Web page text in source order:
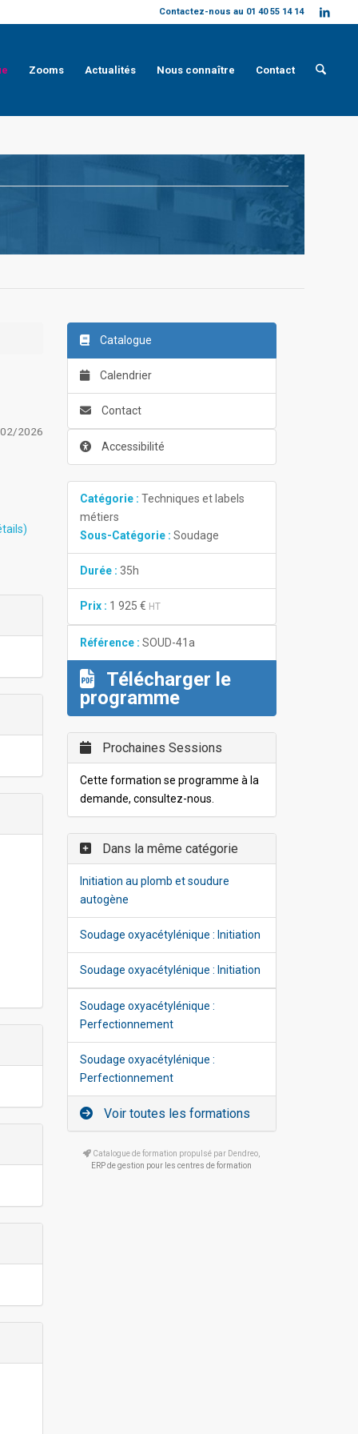
Contactez-nous au 01 40 55 14 14
Zooms Actualités Nous connaître Contact
2026
Catalogue
Calendrier
Contact
Accessibilité
Catégorie : Techniques et labels
métiers
Sous-Catégorie : Soudage
Durée : 35h
Prix : 1 925 € HT
Référence : SOUD-41a
Télécharger le
programme
Prochaines Sessions
Cette formation se programme à la
demande, consultez-nous.
Dans la même catégorie
Initiation au plomb et soudure
autogène
Soudage oxyacétylénique : Initiation
Soudage oxyacétylénique : Initiation
Soudage oxyacétylénique :
Perfectionnement
Soudage oxyacétylénique :
Perfectionnement
Voir toutes les formations
Catalogue de formation propulsé par Dendreo,
ERP de gestion pour les centres de formation